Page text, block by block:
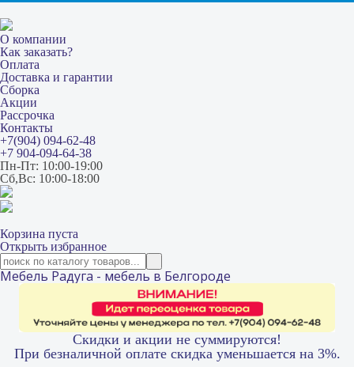
О компании
Как заказать?
Оплата
Доставка и гарантии
Сборка
Акции
Рассрочка
Контакты
+7(904) 094-62-48
+7 904-094-64-38
Пн-Пт: 10:00-19:00
Сб,Вс: 10:00-18:00
Корзина пуста
Открыть избранное
Мебель Радуга - мебель в Белгороде
Скидки и акции не суммируются!
При безналичной оплате скидка уменьшается на 3%.